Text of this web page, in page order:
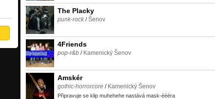
The Placky
punk-rock /Šenov
4Friends
pop-r&b / Kamenický Šenov
Amskér
gothic-horrorcore / Kamenický Šenov
Připravuje se klip muhehehe nastává mask-éééra